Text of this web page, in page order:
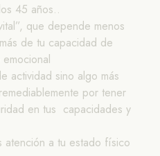
45 años..
que depende menos
de tu capacidad de
actividad sino algo más
por tener
en tus capacidades y
atención a tu estado físico